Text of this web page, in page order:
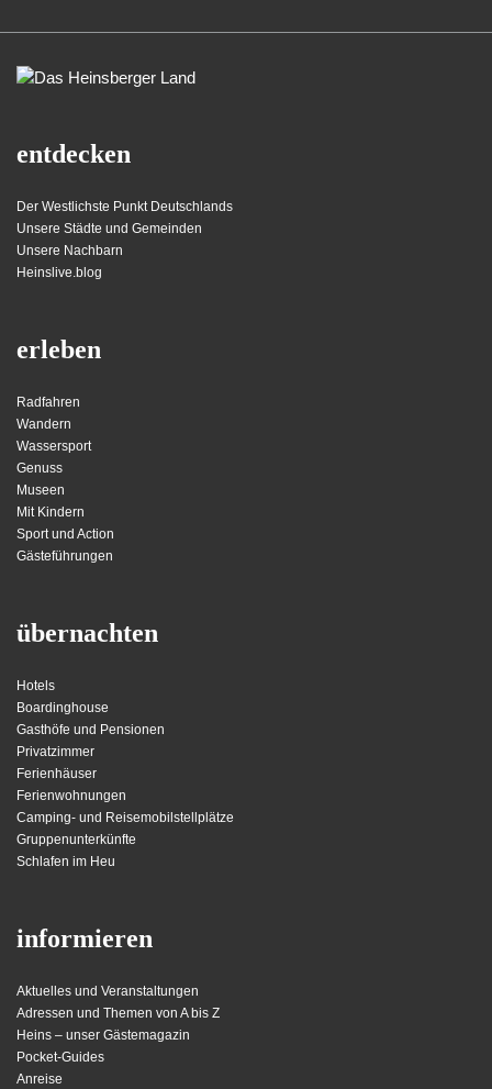
entdecken
Der Westlichste Punkt Deutschlands
Unsere Städte und Gemeinden
Unsere Nachbarn
Heinslive.blog
erleben
Radfahren
Wandern
Wassersport
Genuss
Museen
Mit Kindern
Sport und Action
Gästeführungen
übernachten
Hotels
Boardinghouse
Gasthöfe und Pensionen
Privatzimmer
Ferienhäuser
Ferienwohnungen
Camping- und Reisemobilstellplätze
Gruppenunterkünfte
Schlafen im Heu
informieren
Aktuelles und Veranstaltungen
Adressen und Themen von A bis Z
Heins – unser Gästemagazin
Pocket-Guides
Anreise